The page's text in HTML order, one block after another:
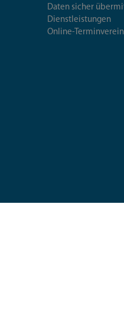
Daten sicher
Dienstleistungen
Online-